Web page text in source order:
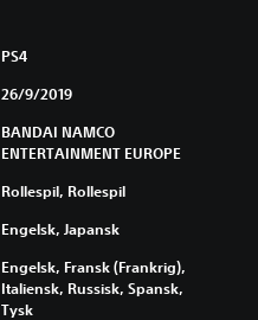
PS4
26/9/2019
BANDAI NAMCO
ENTERTAINMENT EUROPE
Rollespil, Rollespil
Engelsk, Japansk
Engelsk, Fransk (Frankrig),
Italiensk, Russisk, Spansk,
Tysk